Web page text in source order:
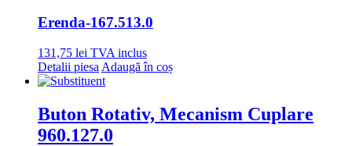
Erenda-167.513.0
131,75 lei TVA inclus
Detalii piesa Adaugă în coș
Buton Rotativ, Mecanism Cuplare
960.127.0